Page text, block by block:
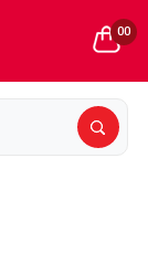
00